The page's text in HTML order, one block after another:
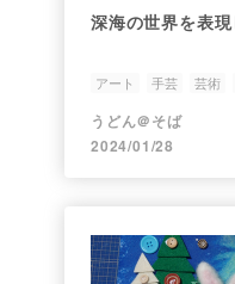
深海の世界を表
アート 手芸 芸術
うどん＠そば
2024/01/28